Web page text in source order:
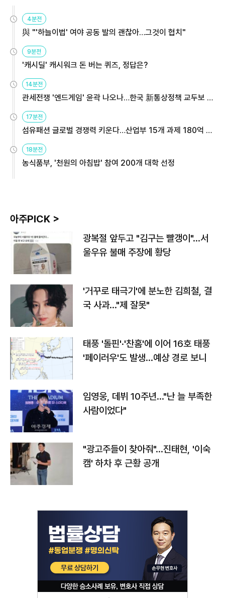
4분전
與 "'하늘이법' 여야 공동 발의 괜찮아…그것이 협치"
9분전
'캐시딜' 캐시워크 돈 버는 퀴즈, 정답은?
14분전
관세전쟁 '엔드게임' 윤곽 나오나…한국 新통상정책 교두보 활
용해야
17분전
섬유패션 글로벌 경쟁력 키운다…산업부 15개 과제 180억 지
원
18분전
농식품부, '천원의 아침밥' 참여 200개 대학 선정
아주PICK >
광복절 앞두고 "김구는 빨갱이"…서
울우유 불매 주장에 황당
'거꾸로 태극기'에 분노한 김희철, 결
국 사과…"제 잘못"
태풍 '돌핀'·'찬홈'에 이어 16호 태풍
'페이러우'도 발생…예상 경로 보니
임영웅, 데뷔 10주년…"난 늘 부족한
사람이었다"
"광고주들이 찾아줘"…진태현, '이숙
캠' 하차 후 근황 공개